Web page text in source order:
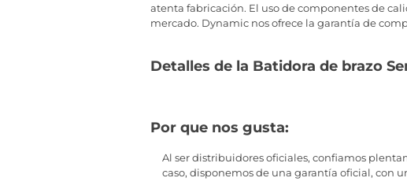
atenta fabricación. El uso de componentes de
mercado. Dynamic nos ofrece la garantía de
Detalles de la Batidora de brazo
Por que nos gusta:
Al ser distribuidores oficiales, confiamos
caso, disponemos de una garantía oficial, con